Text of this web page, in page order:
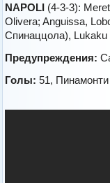
NAPOLI (4-3-3):
Olivera; Anguissa,
Спинаццола),
Предупреждения:
Голы: 51,